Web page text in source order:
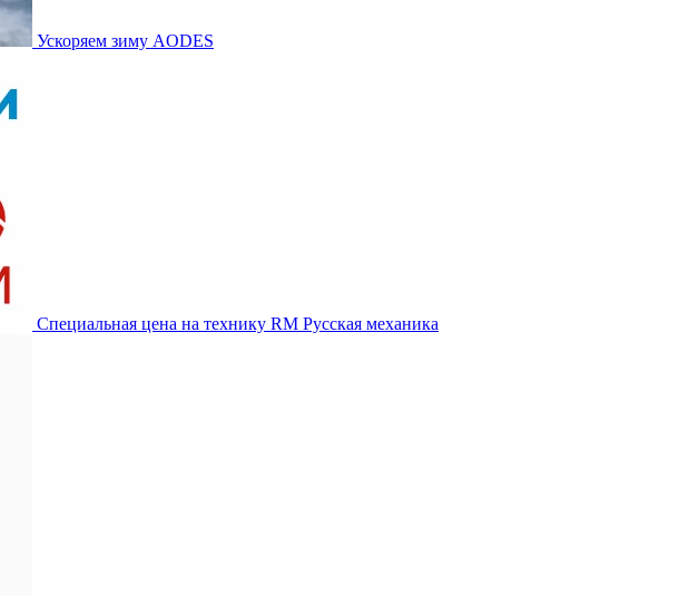
Ускоряем зиму AODES
Специальная цена на технику RM Русская механика